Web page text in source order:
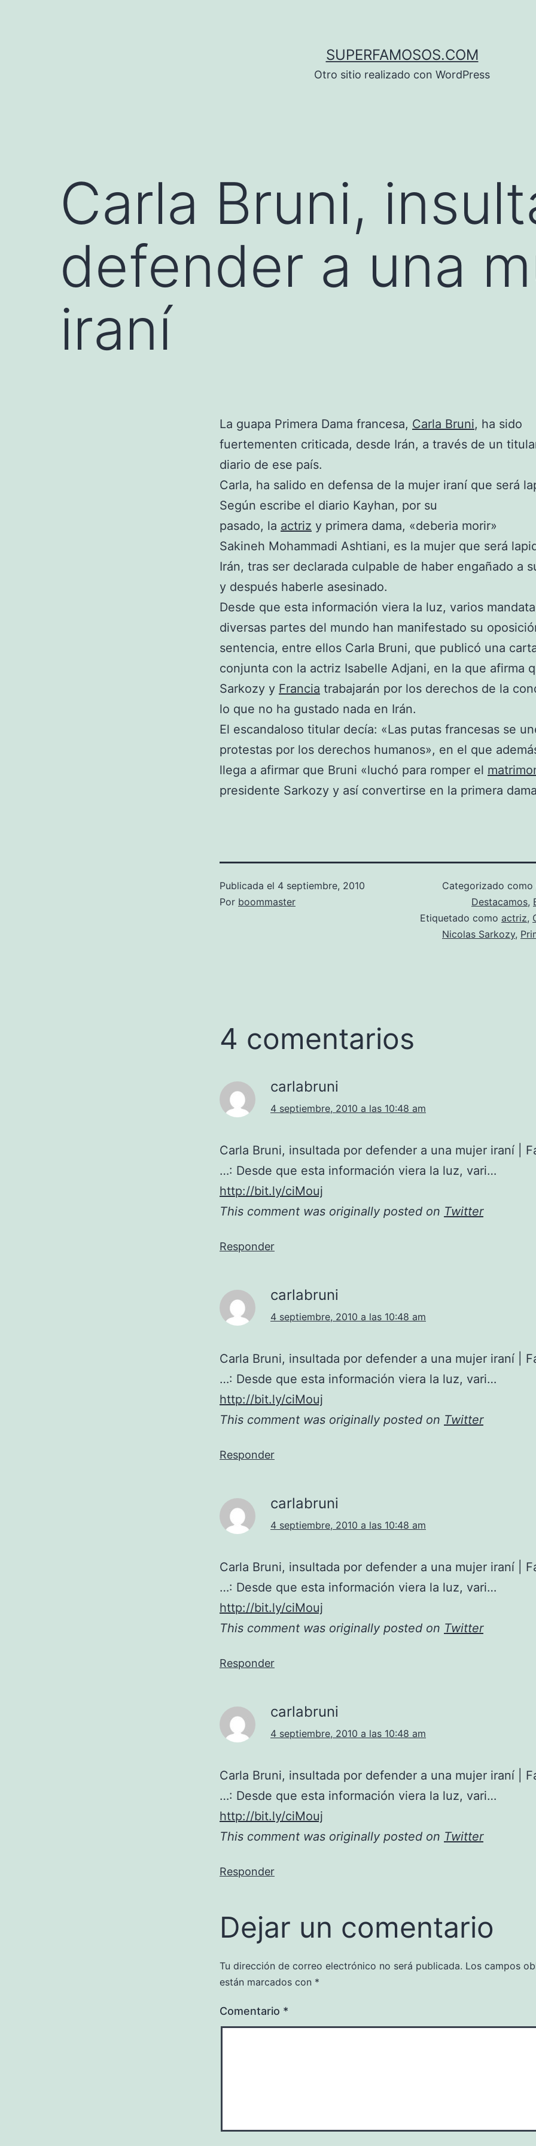
SUPERFAMOSOS.COM
Otro sitio realizado con WordPress
Carla Bruni,
defender a una
iraní
La guapa Primera Dama francesa, Carla Bruni, ha sido
fuertementen criticada, desde Irán, a través de un
diario de ese país.
Carla, ha salido en defensa de la mujer iraní que será
Según escribe el diario Kayhan, por su
pasado, la actriz y primera dama, «deberia morir»
Sakineh Mohammadi Ashtiani, es la mujer que será
Irán, tras ser declarada culpable de haber engañado a
y después haberle asesinado.
Desde que esta información viera la luz, varios
diversas partes del mundo han manifestado su
sentencia, entre ellos Carla Bruni, que publicó una
conjunta con la actriz Isabelle Adjani, en la que afirma
Sarkozy y Francia trabajarán por los derechos de la
lo que no ha gustado nada en Irán.
El escandaloso titular decía: «Las putas francesas se
protestas por los derechos humanos», en el que
llega a afirmar que Bruni «luchó para romper el
presidente Sarkozy y así convertirse en la primera
Publicada el 4 septiembre, 2010
Por boommaster
Categorizado como
Destacamos,
Etiquetado como actriz,
Nicolas Sarkozy,
4 comentarios
carlabruni
4 septiembre, 2010 a las 10:48 am
Carla Bruni, insultada por defender a una mujer iraní |
…: Desde que esta información viera la luz, vari…
http://bit.ly/ciMouj
This comment was originally posted on Twitter
Responder
carlabruni
4 septiembre, 2010 a las 10:48 am
Carla Bruni, insultada por defender a una mujer iraní |
…: Desde que esta información viera la luz, vari…
http://bit.ly/ciMouj
This comment was originally posted on Twitter
Responder
carlabruni
4 septiembre, 2010 a las 10:48 am
Carla Bruni, insultada por defender a una mujer iraní |
…: Desde que esta información viera la luz, vari…
http://bit.ly/ciMouj
This comment was originally posted on Twitter
Responder
carlabruni
4 septiembre, 2010 a las 10:48 am
Carla Bruni, insultada por defender a una mujer iraní |
…: Desde que esta información viera la luz, vari…
http://bit.ly/ciMouj
This comment was originally posted on Twitter
Responder
Dejar un comentario
Tu dirección de correo electrónico no será publicada. Los campos
están marcados con *
Comentario *